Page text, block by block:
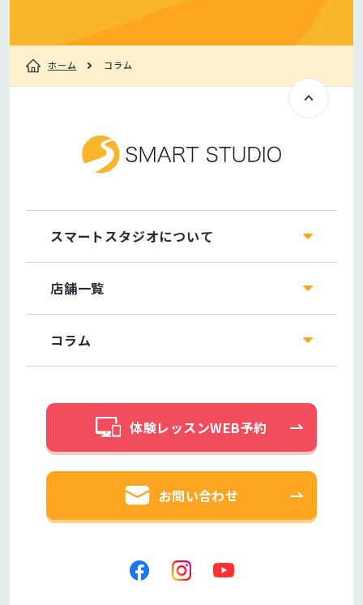
ホーム コラム
スマートスタジオについて
店舗一覧
コラム
体験レッスンWEB予約
お問い合わせ